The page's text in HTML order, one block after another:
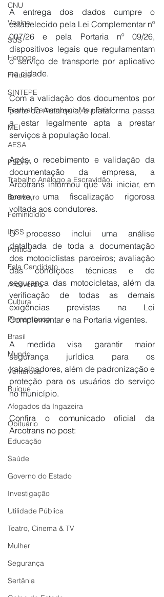
CNU
Vacina
SUS
Hemope
Fraude
SINTEPE
Festival Pernambuco Meu País
MEI
AESA
PEDRA
Trabalho Análogo a Escravidão
Bombeiro
Feminicídio
INSS
Política
Fala Candidato
Arcoverde
Cultura
Pernambuco
Brasil
Mundo
Venturosa
Buíque
Afogados da Ingazeira
Obituário
Educação
Saúde
Governo do Estado
Investigação
Utilidade Pública
Teatro, Cinema & TV
Mulher
Segurança
Sertânia
​A entrega dos dados cumpre o
estabelecido pela Lei Complementar nº
007/26 e pela Portaria nº 09/26,
dispositivos legais que regulamentam
o serviço de transporte por aplicativo
na cidade.
Com a validação dos documentos por
parte da Autarquia, a plataforma passa
a estar legalmente apta a prestar
serviços à população local.
​Após o recebimento e validação da
documentação da empresa, a
Arcotrans informou que vai iniciar, em
breve, uma fiscalização rigorosa
voltada aos condutores.
O processo inclui uma análise
detalhada de toda a documentação
dos motociclistas parceiros; avaliação
das condições técnicas e de
segurança das motocicletas, além da
verificação de todas as demais
exigências previstas na Lei
Complementar e na Portaria vigentes.
​A medida visa garantir maior
segurança jurídica para os
trabalhadores, além de padronização e
proteção para os usuários do serviço
no município.
Confira o comunicado oficial da
Arcotrans no post: